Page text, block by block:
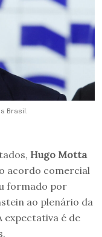
Brasil.
Hugo Motta
acordo comercial
formado por
ao plenário da
expectativa é de